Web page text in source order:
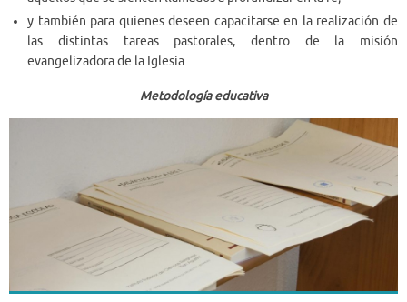
y también para quienes deseen capacitarse en la realización de
las distintas tareas pastorales, dentro de la misión
evangelizadora de la Iglesia.
Metodología educativa